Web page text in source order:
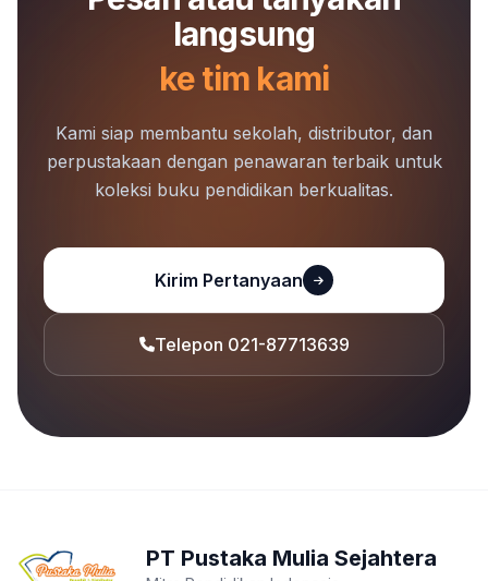
langsung
ke tim kami
Kami siap membantu sekolah, distributor, dan
perpustakaan dengan penawaran terbaik untuk
koleksi buku pendidikan berkualitas.
Kirim Pertanyaan
Telepon 021-87713639
PT Pustaka Mulia Sejahtera